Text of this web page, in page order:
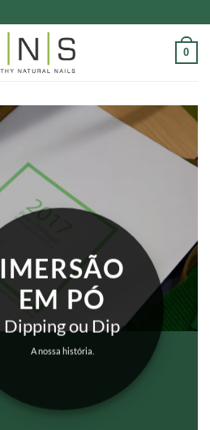
0
IMERSÃO
EM PÓ
Dipping ou Dip
A nossa história.